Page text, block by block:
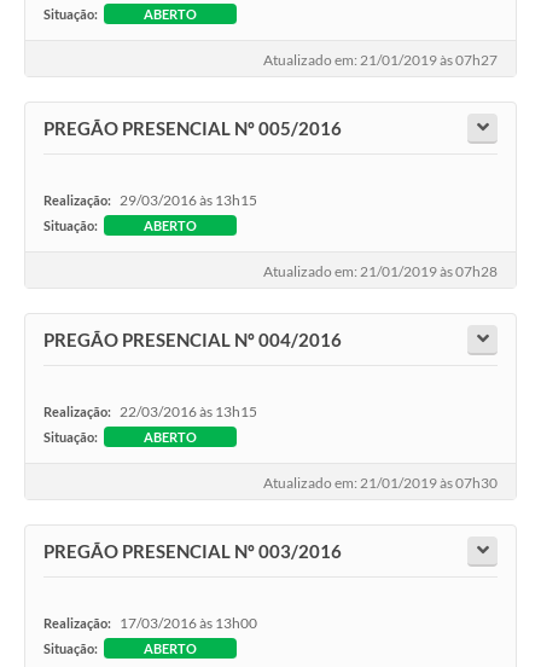
Situação: ABERTO
Atualizado em: 21/01/2019 às 07h27
PREGÃO PRESENCIAL Nº 005/2016
Realização: 29/03/2016 às 13h15
Situação: ABERTO
Atualizado em: 21/01/2019 às 07h28
PREGÃO PRESENCIAL Nº 004/2016
Realização: 22/03/2016 às 13h15
Situação: ABERTO
Atualizado em: 21/01/2019 às 07h30
PREGÃO PRESENCIAL Nº 003/2016
Realização: 17/03/2016 às 13h00
Situação: ABERTO